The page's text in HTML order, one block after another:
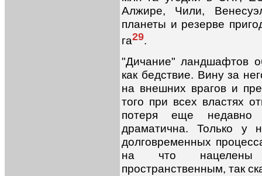
Алжире, Чили,
планеты и резерве
га29.
"Дичание" ландшафтов
как бедствие. Вину за
на внешних врагов и
того при всех властях
потеря еще недавно
драматична. Только у
долговременных
на что нацелены
пространственным, так